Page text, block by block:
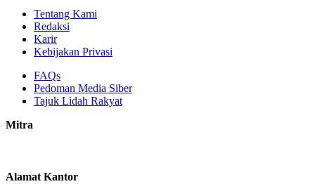
Tentang Kami
Redaksi
Karir
Kebijakan Privasi
FAQs
Pedoman Media Siber
Tajuk Lidah Rakyat
Mitra
Alamat Kantor